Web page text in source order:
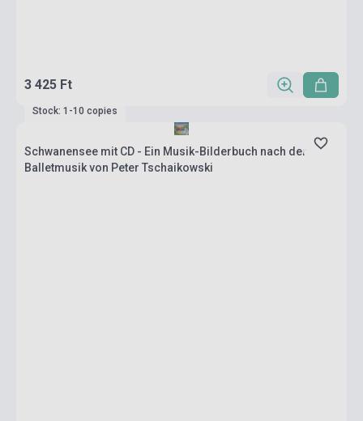
3 425 Ft
Stock: 1-10 copies
Schwanensee mit CD - Ein Musik-Bilderbuch nach der
Balletmusik von Peter Tschaikowski